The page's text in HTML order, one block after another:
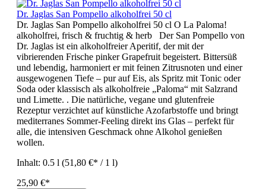
Dr. Jaglas San Pompello alkoholfrei 50 cl
Dr. Jaglas San Pompello alkoholfrei 50 cl O La Paloma!
alkoholfrei, frisch & fruchtig & herb Der San Pompello von
Dr. Jaglas ist ein alkoholfreier Aperitif, der mit der
vibrierenden Frische pinker Grapefruit begeistert. Bittersüß
und lebendig, harmoniert er mit feinen Zitrusnoten und einer
ausgewogenen Tiefe – pur auf Eis, als Spritz mit Tonic oder
Soda oder klassisch als alkoholfreie „Paloma“ mit Salzrand
und Limette. . Die natürliche, vegane und glutenfreie
Rezeptur verzichtet auf künstliche Azofarbstoffe und bringt
mediterranes Sommer‑Feeling direkt ins Glas – perfekt für
alle, die intensiven Geschmack ohne Alkohol genießen
wollen.
Inhalt: 0.5 l (51,80 €* / 1 l)
25,90 €*